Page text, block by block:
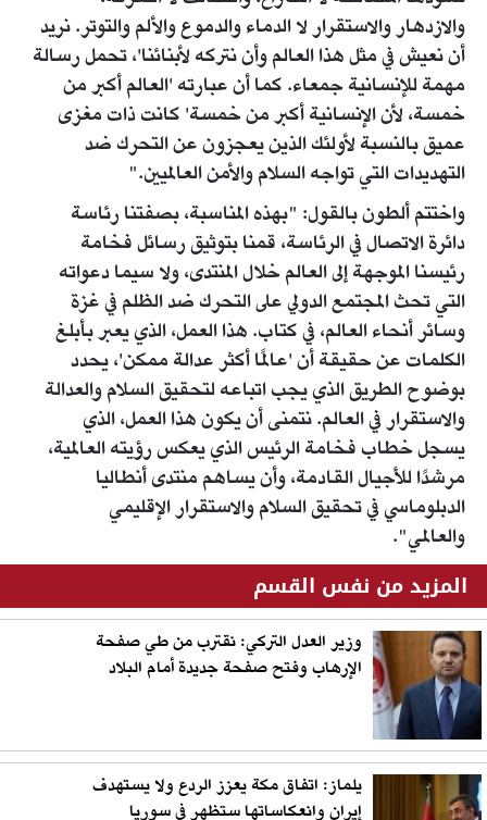
والازدهار والاستقرار لا الدماء والدموع والألم والتوتر. نريد
أن نعيش في مثل هذا العالم وأن نتركه لأبنائنا'، تحمل رسالة
مهمة للإنسانية جمعاء. كما أن عبارته 'العالم أكبر من
خمسة، لأن الإنسانية أكبر من خمسة' كانت ذات مغزى
عميق بالنسبة لأولئك الذين يعجزون عن التحرك ضد
التهديدات التي تواجه السلام والأمن العالميين."
واختتم ألطون بالقول: "بهذه المناسبة، بصفتنا رئاسة
دائرة الاتصال في الرئاسة، قمنا بتوثيق رسائل فخامة
رئيسنا الموجهة إلى العالم خلال المنتدى، ولا سيما دعواته
التي تحث المجتمع الدولي على التحرك ضد الظلم في غزة
وسائر أنحاء العالم، في كتاب. هذا العمل، الذي يعبر بأبلغ
الكلمات عن حقيقة أن 'عالمًا أكثر عدالة ممكن'، يحدد
بوضوح الطريق الذي يجب اتباعه لتحقيق السلام والعدالة
والاستقرار في العالم. نتمنى أن يكون هذا العمل، الذي
يسجل خطاب فخامة الرئيس الذي يعكس رؤيته العالمية،
مرشدًا للأجيال القادمة، وأن يساهم منتدى أنطاليا
الدبلوماسي في تحقيق السلام والاستقرار الإقليمي
والعالمي".
المزيد من نفس القسم
وزير العدل التركي: نقترب من طي صفحة
الإرهاب وفتح صفحة جديدة أمام البلاد
يلماز: اتفاق مكة يعزز الردع ولا يستهدف
إيران وانعكاساتها ستظهر في سوريا